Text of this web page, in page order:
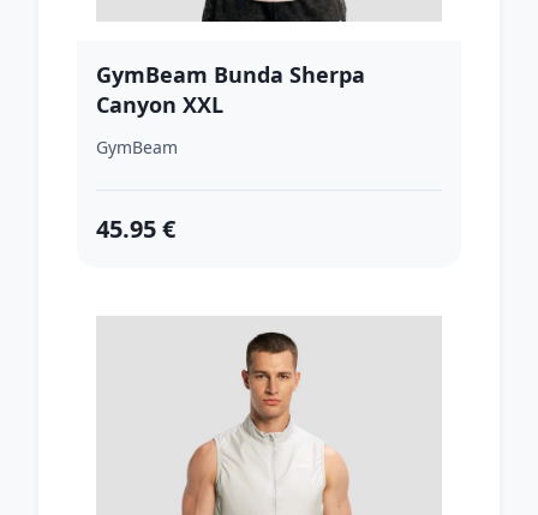
GymBeam Bunda Sherpa
Canyon XXL
GymBeam
45.95 €